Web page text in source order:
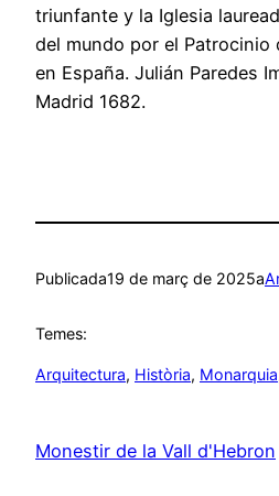
triunfante y la Iglesia
del mundo por el Patrocinio
en España. Julián Paredes
Madrid 1682.
Publicada19 de març de 2025a
Temes:
Arquitectura, Història, Monarquia
Monestir de la Vall d'Hebron